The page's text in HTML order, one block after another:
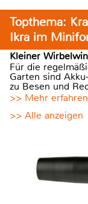
Topthema:
Ikra im
Kleiner
Für die
Garten sind
zu Besen und
>> Mehr erfahren
>> Alle anzeigen